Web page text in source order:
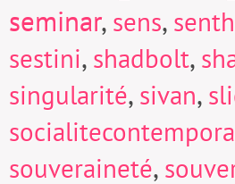
seminar, sens,
sestini, shadbolt,
singularité, sivan,
souveraineté,